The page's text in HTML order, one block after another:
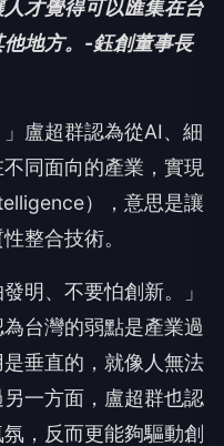
才覺得可以匯集在台
地方。-鈺創董事長
」盧超群認為從AI、細
同面向的產業，實現
），意思是讓
整合技術。
明、不要怕創新。」
台灣的弱點是產業過
垂直的，就像人無法
一方面，盧超群也認
，反而更能夠驅動創